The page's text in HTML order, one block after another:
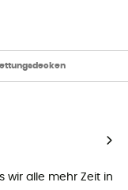
wir alle mehr Zeit in